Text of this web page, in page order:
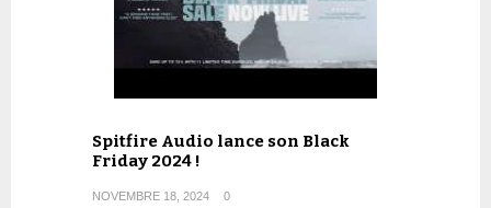
Spitfire Audio lance son Black
Friday 2024 !
NOVEMBRE 18, 2024 0